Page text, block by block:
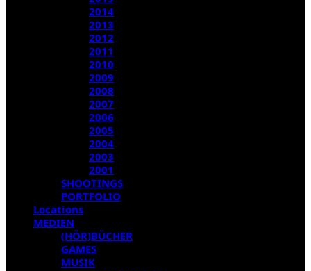
2014
2013
2012
2011
2010
2009
2008
2007
2006
2005
2004
2003
2001
SHOOTINGS
PORTFOLIO
Locations
MEDIEN
(HÖR)BÜCHER
GAMES
MUSIK